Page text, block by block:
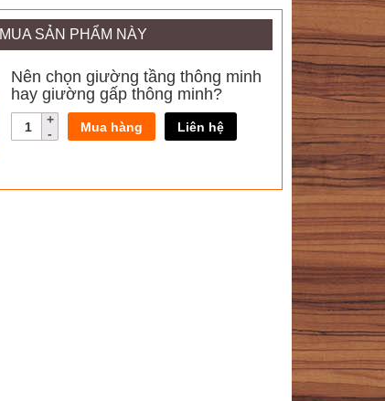
MUA SẢN PHẨM NÀY
Nên chọn giường tầng thông minh
hay giường gấp thông minh?
Mua hàng Liên hệ